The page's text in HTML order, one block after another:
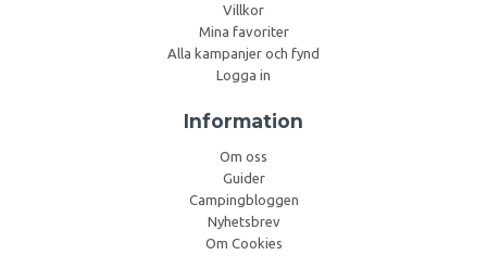
Villkor
Mina favoriter
Alla kampanjer och fynd
Logga in
Information
Om oss
Guider
Campingbloggen
Nyhetsbrev
Om Cookies